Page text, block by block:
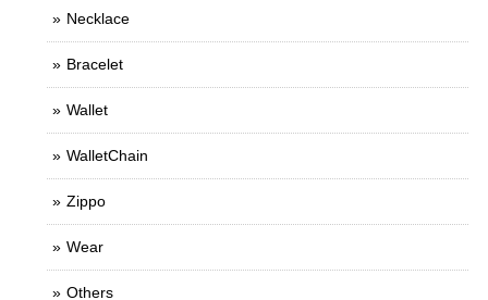
Necklace
Bracelet
Wallet
WalletChain
Zippo
Wear
Others